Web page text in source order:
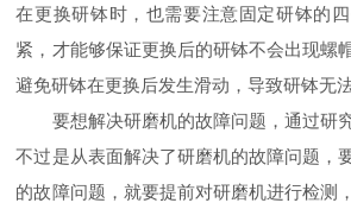
在更换研钵时，也需要注意固定研钵的
紧，才能够保证更换后的研钵不会出现螺
避免研钵在更换后发生滑动，导致研钵无
要想解决研磨机的故障问题，通过研
不过是从表面解决了研磨机的故障问题，
的故障问题，就要提前对研磨机进行检测